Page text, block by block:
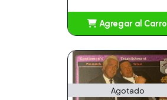
Agregar al Carro
Agotado